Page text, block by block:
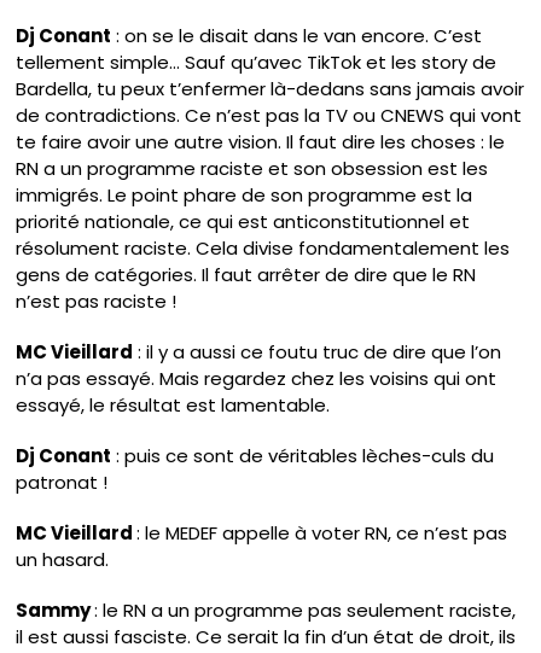
Dj Conant : on se le disait dans le van encore. C’est
tellement simple… Sauf qu’avec TikTok et les story de
Bardella, tu peux t’enfermer là-dedans sans jamais avoir
de contradictions. Ce n’est pas la TV ou CNEWS qui vont
te faire avoir une autre vision. Il faut dire les choses : le
RN a un programme raciste et son obsession est les
immigrés. Le point phare de son programme est la
priorité nationale, ce qui est anticonstitutionnel et
résolument raciste. Cela divise fondamentalement les
gens de catégories. Il faut arrêter de dire que le RN
n’est pas raciste !
MC Vieillard : il y a aussi ce foutu truc de dire que l’on
n’a pas essayé. Mais regardez chez les voisins qui ont
essayé, le résultat est lamentable.
Dj Conant : puis ce sont de véritables lèches-culs du
patronat !
MC Vieillard: le MEDEF appelle à voter RN, ce n’est pas
un hasard.
Sammy: le RN a un programme pas seulement raciste,
il est aussi fasciste. Ce serait la fin d’un état de droit, ils